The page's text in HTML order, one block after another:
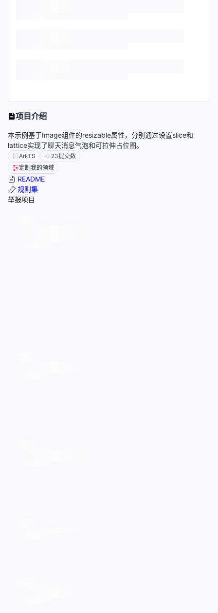
项目介绍
本示例基于Image组件的resizable属性，分别通过设置slice和
lattice实现了聊天消息气泡和可拉伸占位图。
ArkTS 23提交数
定制我的领域
README
规则集
举报项目